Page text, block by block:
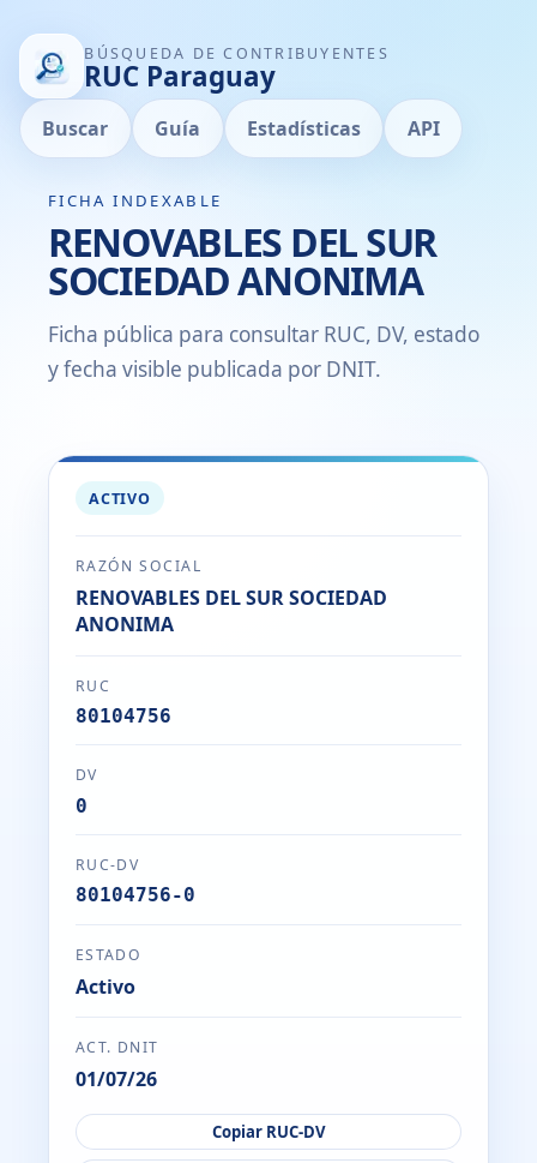
BÚSQUEDA DE CONTRIBUYENTES
RUC Paraguay
Buscar Guía Estadísticas API
FICHA INDEXABLE
RENOVABLES DEL SUR
SOCIEDAD ANONIMA
Ficha pública para consultar RUC, DV, estado
y fecha visible publicada por DNIT.
ACTIVO
RAZÓN SOCIAL
RENOVABLES DEL SUR SOCIEDAD
ANONIMA
RUC
80104756
DV
0
RUC-DV
80104756-0
ESTADO
Activo
ACT. DNIT
01/07/26
Copiar RUC-DV